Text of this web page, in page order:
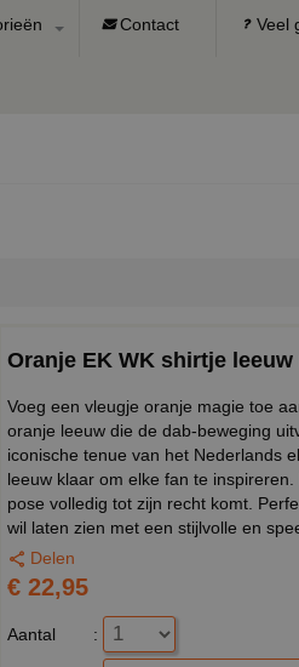
Contact Veel
Oranje EK WK shirtje
Voeg een vleugje oranje magie toe
oranje leeuw die de dab-beweging
iconische tenue van het Nederlands
leeuw klaar om elke fan te
pose volledig tot zijn recht komt.
wil laten zien met een stijlvolle en
Delen
€ 22,95
Aantal :